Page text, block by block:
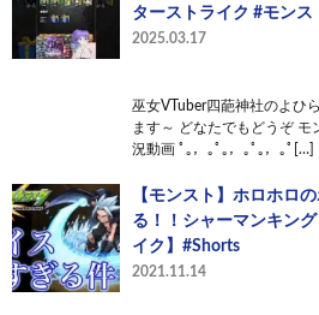
ターストライク #モンス
2025.03.17
巫女VTuber四葩神社のよひ
ます～ どなたでもどうぞ
況動画 ﾟ｡，｡ﾟ｡，｡ﾟ｡，｡ﾟ[…]
【モンスト】ホロホロ
る！！シャーマンキン
イク】#Shorts
2021.11.14